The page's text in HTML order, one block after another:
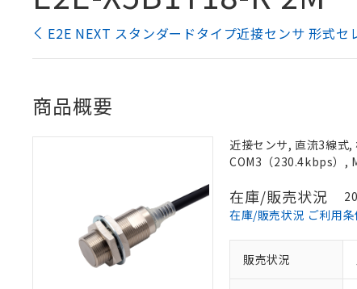
E2E NEXT スタンダードタイプ近接センサ 形式セ
商品概要
近接センサ, 直流3線式
COM3（230.4kbps）,
在庫/販売状況
在庫/販売状況 ご利用条
販売状況